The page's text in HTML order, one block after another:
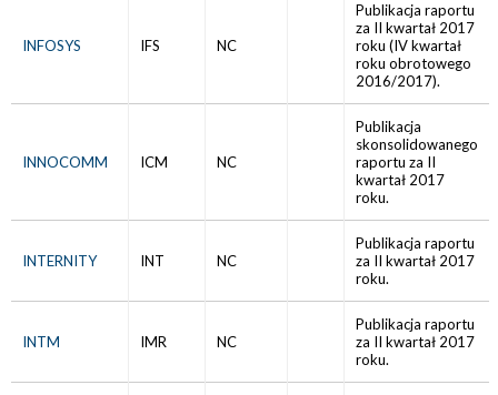
INFOSYS IFS NC
Publikacja raportu
za II kwartał 2017
roku (IV kwartał
roku obrotowego
2016/2017).
INNOCOMM ICM NC
Publikacja
skonsolidowanego
raportu za II
kwartał 2017
roku.
INTERNITY INT NC
Publikacja raportu
za II kwartał 2017
roku.
INTM IMR NC
Publikacja raportu
za II kwartał 2017
roku.